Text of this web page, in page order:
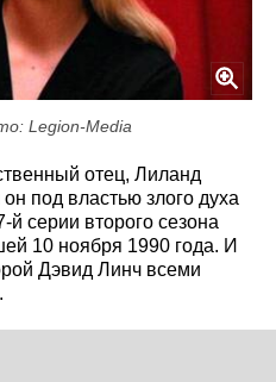
Legion-Media
отец, Лиланд
под властью злого духа
серии второго сезона
10 ноября 1990 года. И
Дэвид Линч всеми